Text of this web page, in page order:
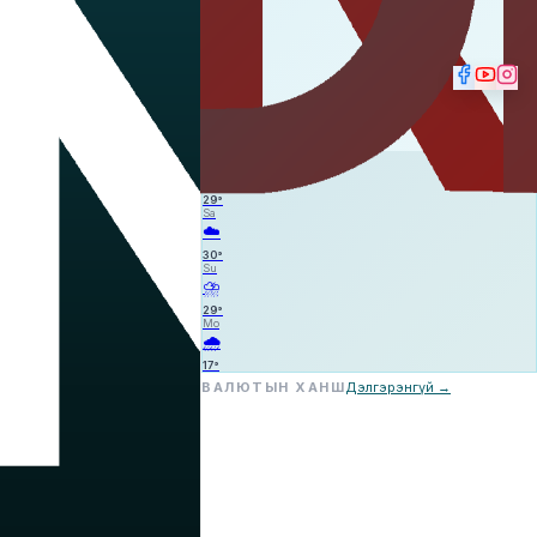
29°
Sa
☁️
30°
Su
⛈️
29°
Mo
🌧️
17°
ВАЛЮТЫН ХАНШДэлгэрэнгүй →